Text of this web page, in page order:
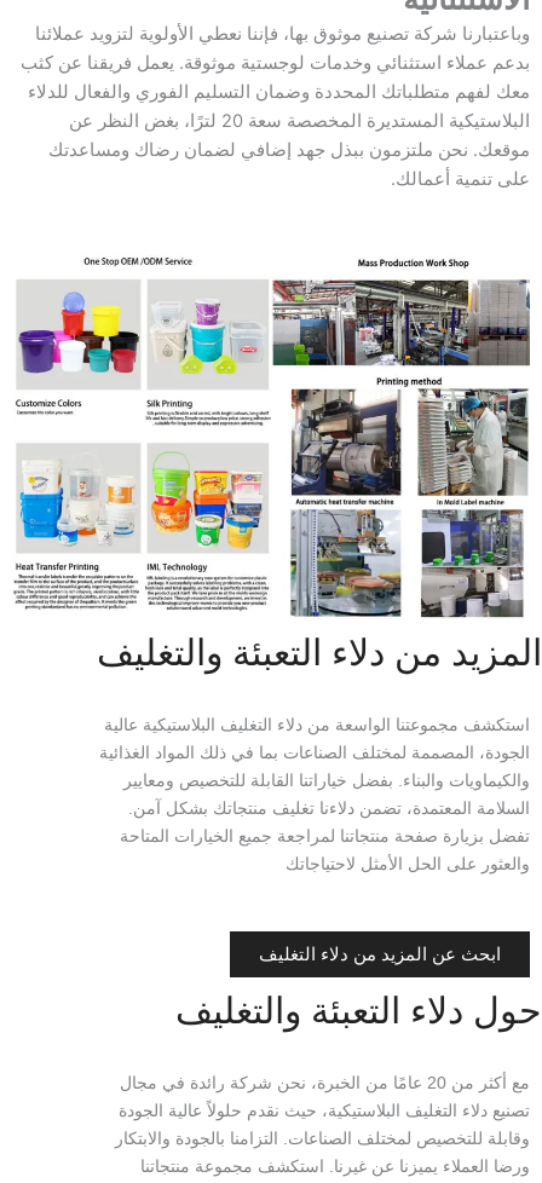
وباعتبارنا شركة تصنيع موثوق بها، فإننا نعطي الأولوية لتزويد عملائنا
بدعم عملاء استثنائي وخدمات لوجستية موثوقة. يعمل فريقنا عن كثب
معك لفهم متطلباتك المحددة وضمان التسليم الفوري والفعال للدلاء
البلاستيكية المستديرة المخصصة سعة 20 لترًا، بغض النظر عن
موقعك. نحن ملتزمون ببذل جهد إضافي لضمان رضاك ومساعدتك
على تنمية أعمالك.
المزيد من دلاء التعبئة والتغليف
استكشف مجموعتنا الواسعة من دلاء التغليف البلاستيكية عالية
الجودة، المصممة لمختلف الصناعات بما في ذلك المواد الغذائية
والكيماويات والبناء. بفضل خياراتنا القابلة للتخصيص ومعايير
السلامة المعتمدة، تضمن دلاءنا تغليف منتجاتك بشكل آمن.
تفضل بزيارة صفحة منتجاتنا لمراجعة جميع الخيارات المتاحة
والعثور على الحل الأمثل لاحتياجاتك
ابحث عن المزيد من دلاء التغليف
حول دلاء التعبئة والتغليف
مع أكثر من 20 عامًا من الخبرة، نحن شركة رائدة في مجال
تصنيع دلاء التغليف البلاستيكية، حيث نقدم حلولاً عالية الجودة
وقابلة للتخصيص لمختلف الصناعات. التزامنا بالجودة والابتكار
ورضا العملاء يميزنا عن غيرنا. استكشف مجموعة منتجاتنا